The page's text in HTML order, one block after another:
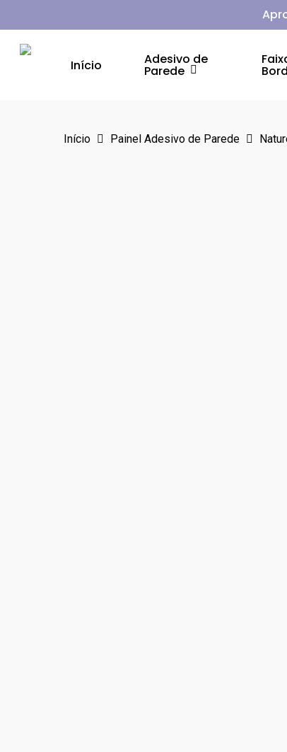
to
main
Início Adesivo de
Parede
Início Painel Adesivo de Parede